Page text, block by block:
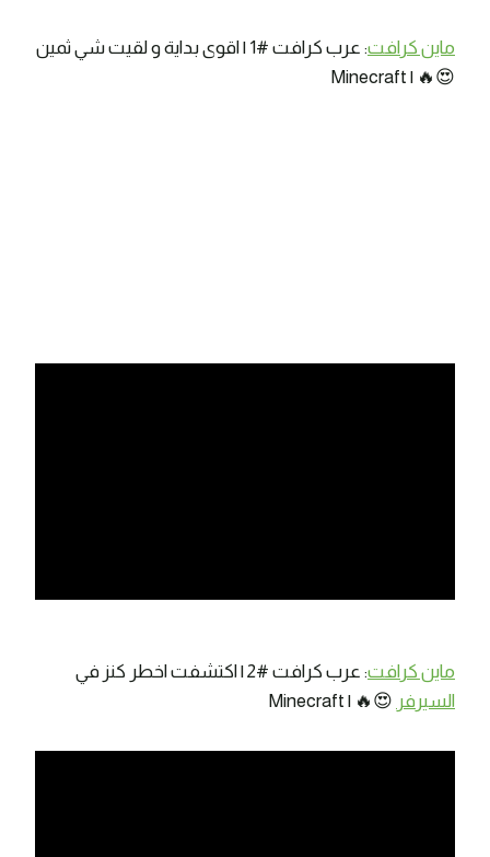
ماين كرافت
: عرب كرافت #1 | اقوى بداية و لقيت شي ثمين
😍🔥 | Minecraft
ماين كرافت: عرب كرافت #2 | اكتشفت اخطر كنز في
السيرفر 😍🔥 | Minecraft